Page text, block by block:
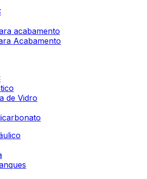
acabamento
Acabamento
de Vidro